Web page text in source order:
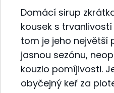
Domácí sirup
kousek s
tom je jeho největší
jasnou sezónu,
kouzlo pomíjivosti.
obyčejný keř za